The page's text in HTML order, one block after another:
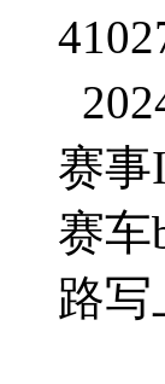
赛事
赛车
路写